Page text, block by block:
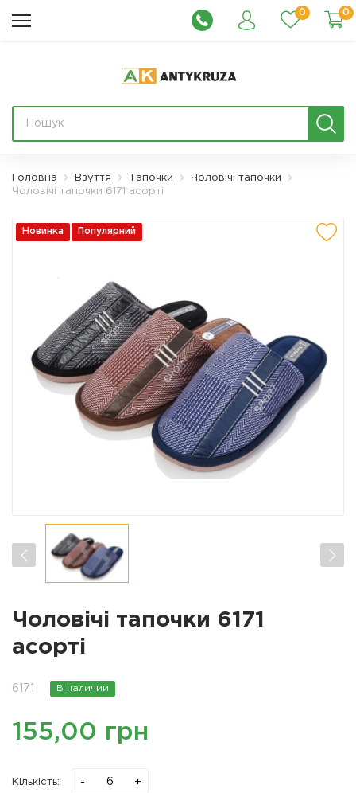
0 0
Головна Взуття Тапочки
Чоловічі тапочки
Чоловічі тапочки 6171 асорті
Новинка Популярний
Чоловічі тапочки 6171
асорті
6171 В наличии
155,00 грн
Кількість: - +